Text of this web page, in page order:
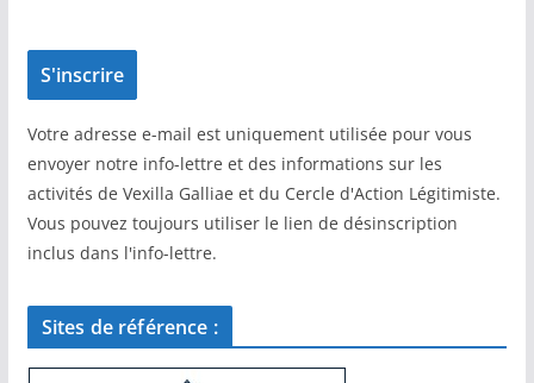
Votre adresse e-mail est uniquement utilisée pour vous
envoyer notre info-lettre et des informations sur les
activités de Vexilla Galliae et du Cercle d'Action Légitimiste.
Vous pouvez toujours utiliser le lien de désinscription
inclus dans l'info-lettre.
Sites de référence :